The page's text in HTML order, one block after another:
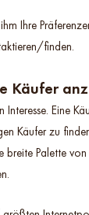
Ihre
finden.
Käufer
Eine
Käufer zu
breite Palette